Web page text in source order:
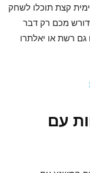
קצת תוכלו לשחק
מכם רק דבר
גם רשת או יאלתרו
עם